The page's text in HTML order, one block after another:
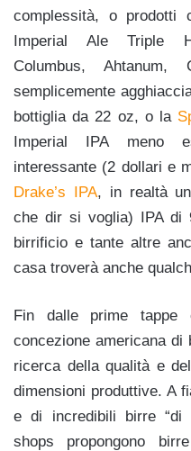
complessità, o prodotti
Imperial Ale Triple
Columbus, Ahtanum,
semplicemente
bottiglia da 22 oz, o la
Imperial IPA meno
interessante (2 dollari e
Drake’s IPA, in realtà
che dir si voglia) IPA di
birrificio e tante altre
casa troverà anche
Fin dalle prime
concezione americana di
ricerca della qualità e
dimensioni produttive. A
e di incredibili birre “di
shops propongono